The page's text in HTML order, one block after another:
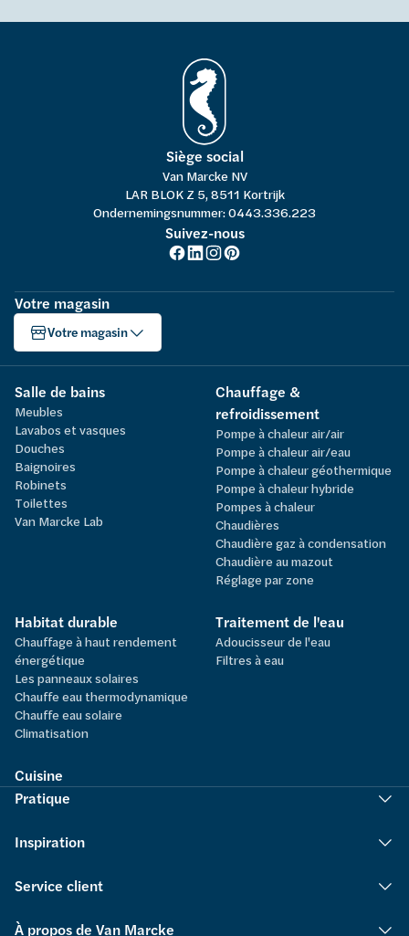
Siège social
Van Marcke NV
LAR BLOK Z 5, 8511 Kortrijk
Ondernemingsnummer: 0443.336.223
Suivez-nous
Votre magasin
Votre magasin
Salle de bains
Meubles
Lavabos et vasques
Douches
Baignoires
Robinets
Toilettes
Van Marcke Lab
Chauffage &
refroidissement
Pompe à chaleur air/air
Pompe à chaleur air/eau
Pompe à chaleur géothermique
Pompe à chaleur hybride
Pompes à chaleur
Chaudières
Chaudière gaz à condensation
Chaudière au mazout
Réglage par zone
Habitat durable
Chauffage à haut rendement
énergétique
Les panneaux solaires
Chauffe eau thermodynamique
Chauffe eau solaire
Climatisation
Traitement de l'eau
Adoucisseur de l'eau
Filtres à eau
Cuisine
Pratique
Inspiration
Service client
À propos de Van Marcke